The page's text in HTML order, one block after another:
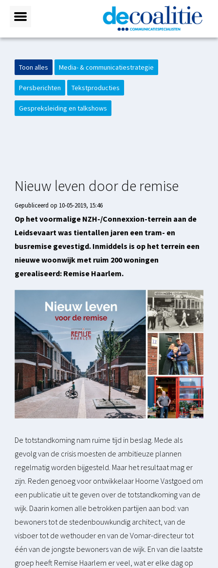
Toon alles Media- & communicatiestrategie
Persberichten Tekstproducties
Gespreksleiding en talkshows
Nieuw leven door de remise
Gepubliceerd op 10-05-2019, 15:46
Op het voormalige NZH-/Connexxion-terrein aan de
Leidsevaart was tientallen jaren een tram- en
busremise gevestigd. Inmiddels is op het terrein een
nieuwe woonwijk met ruim 200 woningen
gerealiseerd: Remise Haarlem.
De totstandkoming nam ruime tijd in beslag. Mede als
gevolg van de crisis moesten de ambitieuze plannen
regelmatig worden bijgesteld. Maar het resultaat mag er
zijn. Reden genoeg voor ontwikkelaar Hoorne Vastgoed om
een publicatie uit te geven over de totstandkoming van de
wijk. Daarin komen alle betrokken partijen aan bod: van
bewoners tot de stedenbouwkundig architect, van de
visboer tot de wethouder en van de Vomar-directeur tot
één van de jongste bewoners van de wijk. En van die laatste
groep heeft Remise Haarlem er veel, wat er elke dag op